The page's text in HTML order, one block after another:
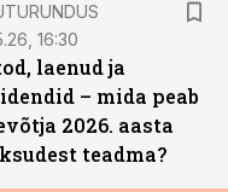
16:30
laenud ja
– mida peab
2026. aasta
teadma?